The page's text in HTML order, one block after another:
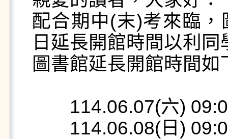
配合期中(末)考來臨
日延長開館時間以利同
圖書館延長開館時間如
114.06.07(六)
114.06.08(日)